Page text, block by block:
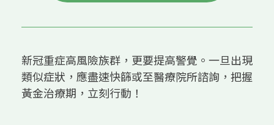
新冠重症高風險族群，更要提高警覺。一旦出現
類似症狀，應盡速快篩或至醫療院所諮詢，把握
黃金治療期，立刻行動！